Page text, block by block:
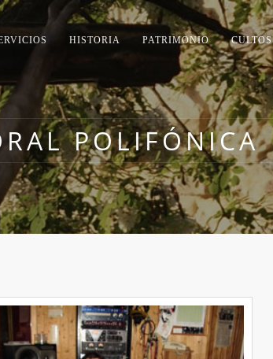
HISTORIA PATRIMONIO CULTOS
POLIFÓNICA